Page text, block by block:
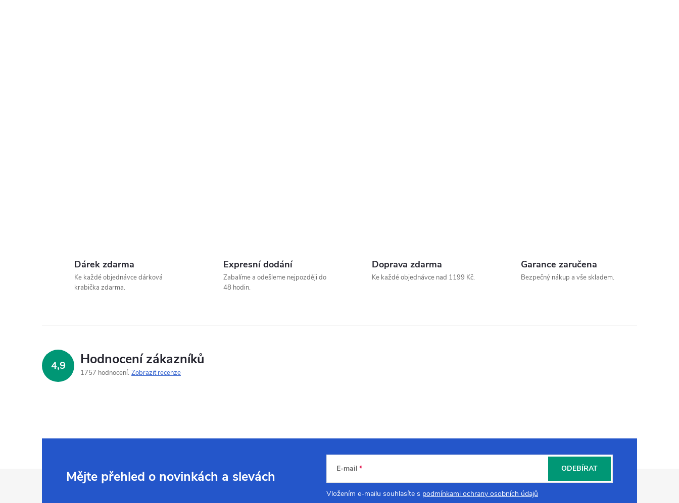
Dárek zdarma
Ke každé objednávce dárková
krabička zdarma.
Expresní dodání
Zabalíme a odešleme nejpozději do
48 hodin.
Doprava zdarma
Ke každé objednávce nad 1199 Kč.
Garance zaručena
Bezpečný nákup a vše skladem.
4,9 Hodnocení zákazníků
1757 hodnocení Zobrazit recenze
Mějte přehled o novinkách a slevách E-mail
Vložením e-mailu souhlasíte s podmínkami ochrany osobních údajů
ODEBÍRAT